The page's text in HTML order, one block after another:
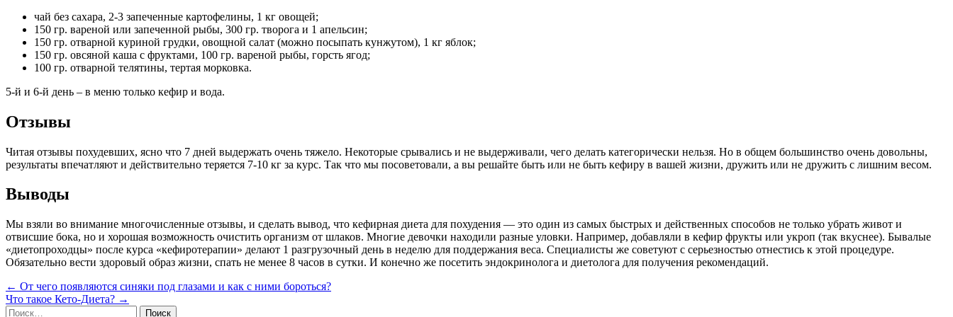
чай без сахара, 2-3 запеченные картофелины, 1 кг овощей;
150 гр. вареной или запеченной рыбы, 300 гр. творога и 1 апельсин;
150 гр. отварной куриной грудки, овощной салат (можно посыпать кунжутом), 1 кг яблок;
150 гр. овсяной каша с фруктами, 100 гр. вареной рыбы, горсть ягод;
100 гр. отварной телятины, тертая морковка.
5-й и 6-й день – в меню только кефир и вода.
Отзывы
Читая отзывы похудевших, ясно что 7 дней выдержать очень тяжело. Некоторые срывались и не выдерживали, чего делать категорически нельзя. Но в общем большинство очень довольны,
результаты впечатляют и действительно теряется 7-10 кг за курс. Так что мы посоветовали, а вы решайте быть или не быть кефиру в вашей жизни, дружить или не дружить с лишним весом.
Выводы
Мы взяли во внимание многочисленные отзывы, и сделать вывод, что кефирная диета для похудения — это один из самых быстрых и действенных способов не только убрать живот и
отвисшие бока, но и хорошая возможность очистить организм от шлаков. Многие девочки находили разные уловки. Например, добавляли в кефир фрукты или укроп (так вкуснее). Бывалые
«диетопроходцы» после курса «кефиротерапии» делают 1 разгрузочный день в неделю для поддержания веса. Специалисты же советуют с серьезностью отнестись к этой процедуре.
Обязательно вести здоровый образ жизни, спать не менее 8 часов в сутки. И конечно же посетить эндокринолога и диетолога для получения рекомендаций.
Навигация
по
← От чего появляются синяки под глазами и как с ними бороться?
Что такое Кето-Диета? →
Найти: